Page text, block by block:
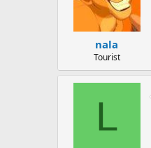
nala
Tourist
L